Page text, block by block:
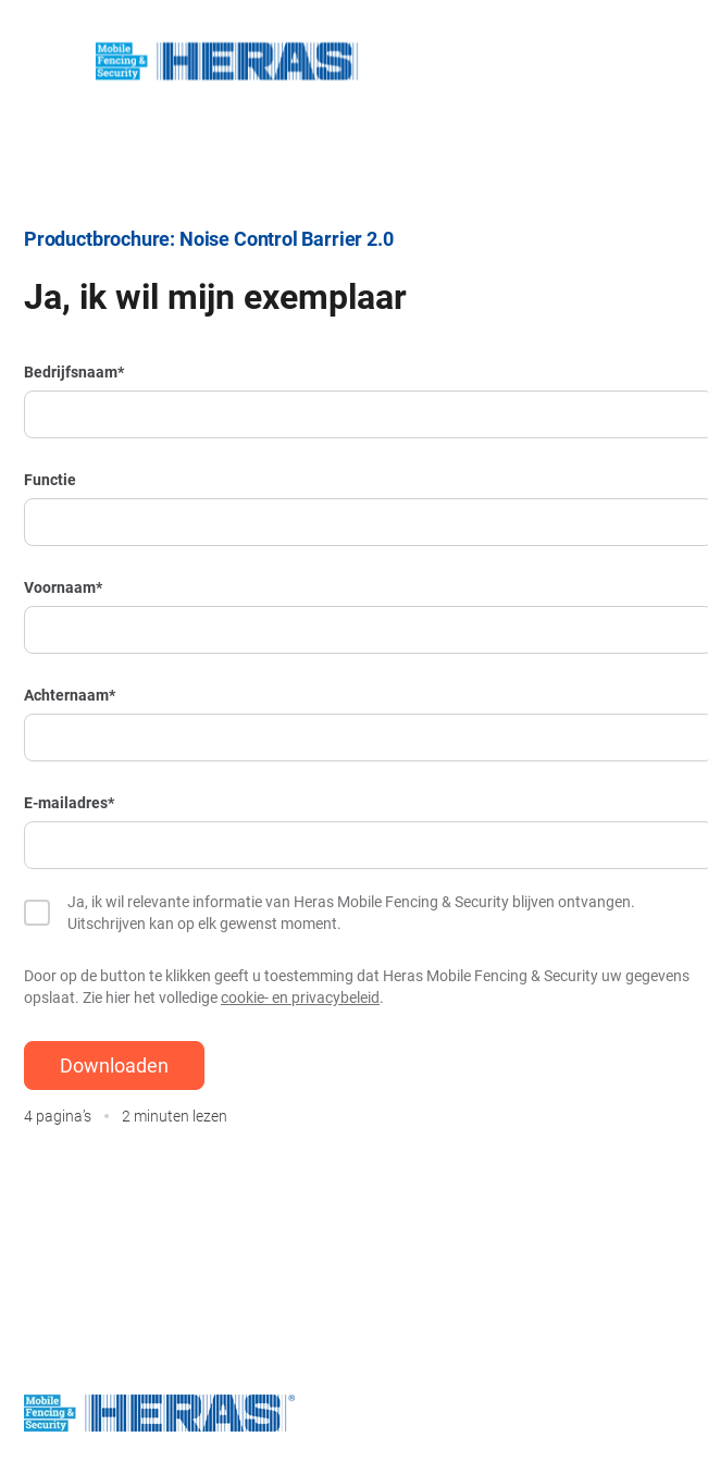
Productbrochure: Noise Control Barrier 2.0
Ja, ik wil mijn exemplaar
Bedrijfsnaam*
Functie
Voornaam*
Achternaam*
E-mailadres*
Ja, ik wil relevante informatie van Heras Mobile Fencing & Security blijven ontvangen.
Uitschrijven kan op elk gewenst moment.
Door op de button te klikken geeft u toestemming dat Heras Mobile Fencing & Security uw gegevens
opslaat. Zie hier het volledigecookie- en privacybeleid.
4 pagina’s 2 minuten lezen